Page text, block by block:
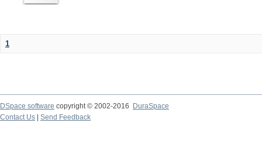
1
DSpace software copyright © 2002-2016
DuraSpace
Contact Us
Send Feedback